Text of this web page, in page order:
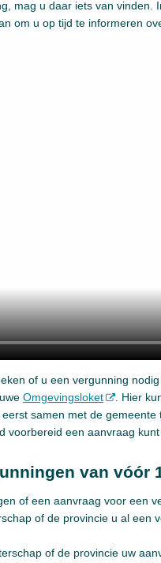
mag u daar iets van vinden.
om u op tijd te informeren
of u een vergunning
Omgevingsloket
. Hier
samen met de
voorbereid een aanvraag
van vóór
of een aanvraag voor een
of de provincie u al een
of de provincie uw